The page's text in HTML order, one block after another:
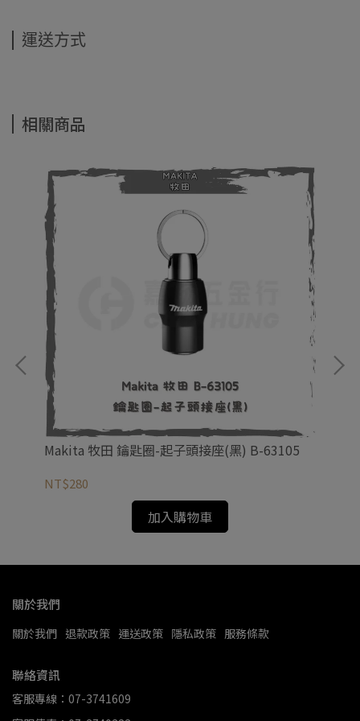
運送方式
相關商品
Makita 牧田 鑰匙圈-起子頭接座(黑) B-63105
NT$280
加入購物車
關於我們
關於我們 退款政策 運送政策 隱私政策 服務條款
聯絡資訊
客服專線：07-3741609